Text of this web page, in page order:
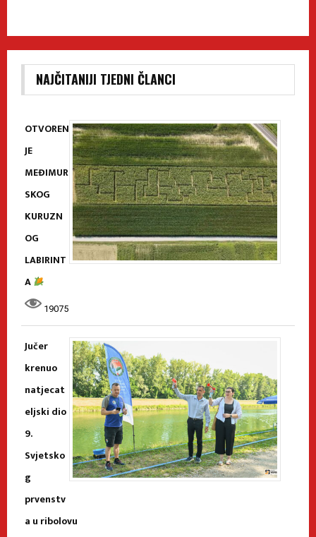
NAJČITANIJI TJEDNI ČLANCI
OTVOREN
JE
MEĐIMUR
SKOG
KURUZN
OG
LABIRINT
A
19075
Jučer
krenuo
natjecat
eljski dio
9.
Svjetsko
g
prvenstv
a u ribolovu